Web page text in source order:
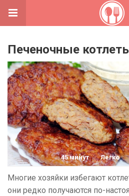
Печеночные
45 минут Легко
Многие хозяйки избегают
они редко получаются по-